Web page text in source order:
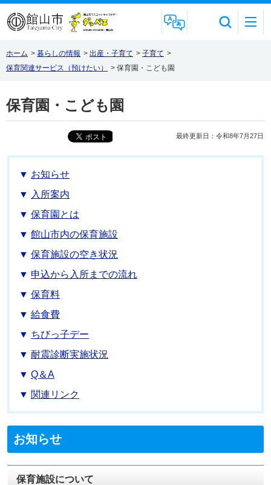
Foreign Language
ホーム > 暮らしの情報 > 出産・子育て > 子育て >
保育関連サービス（預けたい）
> 保育園・こども園
保育園・こども園
最終更新日：令和8年7月27日
お知らせ
入所案内
保育園とは
館山市内の保育施設
保育施設の空き状況
申込から入所までの流れ
保育料
給食費
ちびっ子デー
耐震診断実施状況
Q＆A
関連リンク
お知らせ
保育施設について